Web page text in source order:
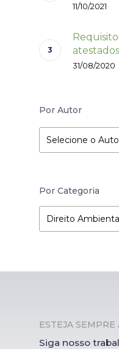
11/10/2021
31/08/2020
Por Autor
Selecione o
Por Categoria
Por
Categoria
Direito
Categoria
ESTEJA
Siga nosso